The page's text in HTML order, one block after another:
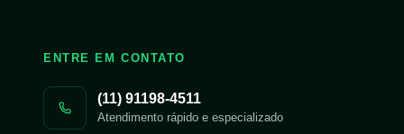
ENTRE EM CONTATO
(11) 91198-4511
Atendimento rápido e especializado